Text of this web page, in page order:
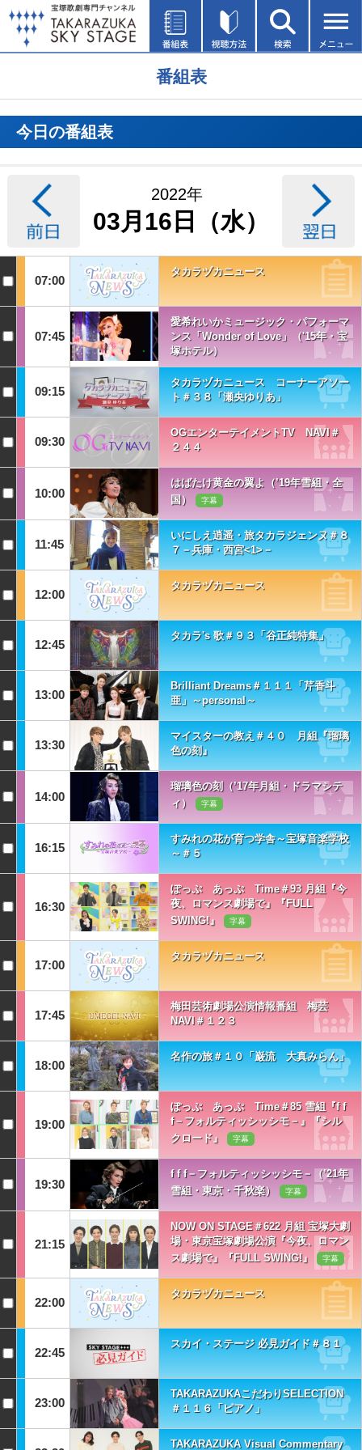
番組表
今日の番組表
2022年
03月16日（水）
07:00
タカラヅカニュース
07:45
愛希れいかミュージック・パフォーマ
ンス「Wonder of Love」（'15年・宝
塚ホテル）
09:15
タカラヅカニュース コーナーアソー
ト＃３８「瀬央ゆりあ」
09:30
OGエンターテイメントTV NAVI＃
２４４
10:00
はばたけ黄金の翼よ（’19年雪組・全
国）
字幕
11:45
いにしえ逍遥・旅タカラジェンヌ＃８
７－兵庫・西宮<1>－
12:00
タカラヅカニュース
12:45
タカラ's 歌＃９３「谷正純特集」
13:00
Brilliant Dreams＃１１１「芹香斗
亜」～personal～
13:30
マイスターの教え＃４０ 月組『瑠璃
色の刻』
14:00
瑠璃色の刻（’17年月組・ドラマシテ
ィ）
字幕
16:15
すみれの花が育つ学舎～宝塚音楽学校
～＃５
16:30
ぽっぷ あっぷ Time＃93 月組『今
夜、ロマンス劇場で』『FULL
SWING!』
字幕
17:00
タカラヅカニュース
17:45
梅田芸術劇場公演情報番組 梅芸
NAVI＃１２３
18:00
名作の旅＃１０「巌流 大真みらん」
19:00
ぽっぷ あっぷ Time＃85 雪組『f f
f－フォルティッシッシモ－』『シル
クロード』
字幕
19:30
f f f－フォルティッシッシモ－（’21年
雪組・東京・千秋楽）
字幕
21:15
NOW ON STAGE＃622 月組 宝塚大劇
場・東京宝塚劇場公演『今夜、ロマン
ス劇場で』『FULL SWING!』
字幕
22:00
タカラヅカニュース
22:45
スカイ・ステージ 必見ガイド＃８１
23:00
TAKARAZUKAこだわりSELECTION
＃１１６「ピアノ」
TAKARAZUKA Visual Commentary